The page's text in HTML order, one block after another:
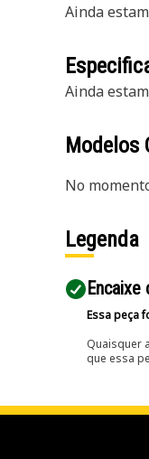
Ainda
Ainda
Modelos
No
Legenda
Encaixe
Essa peça
Quaisquer
que essa